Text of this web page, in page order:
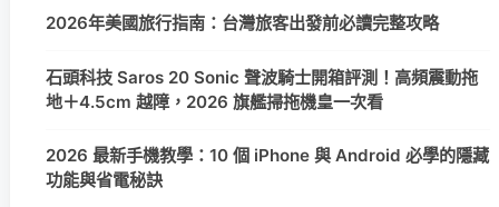
2026年美國旅行指南：台灣旅客出發前必讀完整攻略
石頭科技 Saros 20 Sonic 聲波騎士開箱評測！高頻震動拖
地＋4.5cm 越障，2026 旗艦掃拖機皇一次看
2026 最新手機教學：10 個 iPhone 與 Android 必學的隱藏
功能與省電秘訣